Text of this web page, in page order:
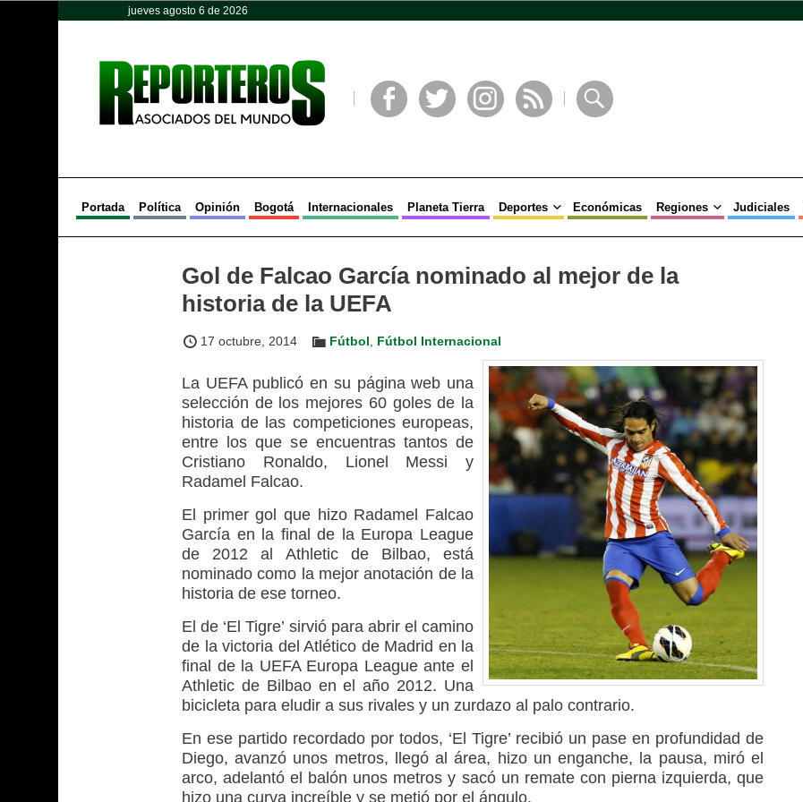
jueves agosto 6 de 2026
Portada Política Opinión Bogotá Internacionales Planeta Tierra Deportes Económicas Regiones Judiciales
Gol de Falcao García nominado al mejor de la
historia de la UEFA
17 octubre, 2014 Fútbol Fútbol Internacional
La UEFA publicó en su página web una
selección de los mejores 60 goles de la
historia de las competiciones europeas,
entre los que se encuentras tantos de
Cristiano Ronaldo, Lionel Messi y
Radamel Falcao.
El primer gol que hizo Radamel Falcao
García en la final de la Europa League
de 2012 al Athletic de Bilbao, está
nominado como la mejor anotación de la
historia de ese torneo.
El de ‘El Tigre’ sirvió para abrir el camino
de la victoria del Atlético de Madrid en la
final de la UEFA Europa League ante el
Athletic de Bilbao en el año 2012. Una
bicicleta para eludir a sus rivales y un zurdazo al palo contrario.
En ese partido recordado por todos, ‘El Tigre’ recibió un pase en profundidad de
Diego, avanzó unos metros, llegó al área, hizo un enganche, la pausa, miró el
arco, adelantó el balón unos metros y sacó un remate con pierna izquierda, que
hizo una curva increíble y se metió por el ángulo.
Opinión Política